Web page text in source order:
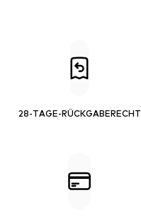
28-TAGE-RÜCKGABERECHT